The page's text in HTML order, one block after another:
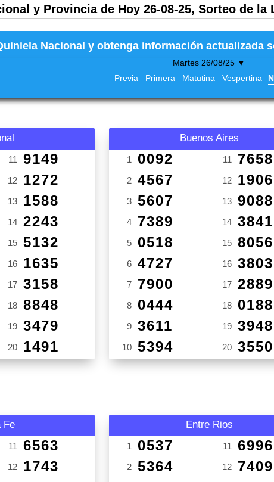
y Provincia de Hoy 26-08-25, Sorteo de la
Nacional y obtenga información
Martes 26/08/25 ▼
Previa
Primera Matutina Vespertina
11 9149
12 1272
13 1588
14 2243
15 5132
16 1635
17 3158
18 8848
19 3479
20 1491
Buenos Aires
1 0092
2 4567
3 5607
4 7389
5 0518
6 4727
7 7900
8 0444
9 3611
10 5394
11 7658
12 1906
13 9088
14 3841
15 8056
16 3803
17 2889
18 0188
19 3948
20 3550
Fe
11 6563
12 1743
Entre Rios
1 0537
2 5364
11 6996
12 7409